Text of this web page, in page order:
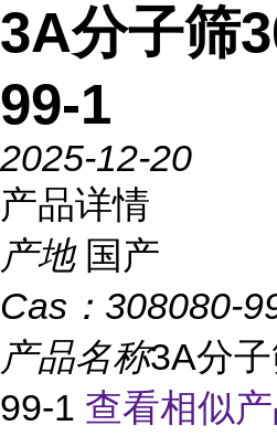
3A分子筛
99-1
2025-12-20
产品详情
产地 国产
Cas： 308080-
产品名称3A分
99-1 查看相似